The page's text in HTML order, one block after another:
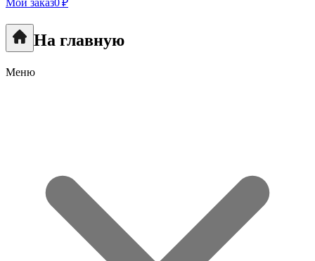
Мой заказ0 ₽
На главную
Меню